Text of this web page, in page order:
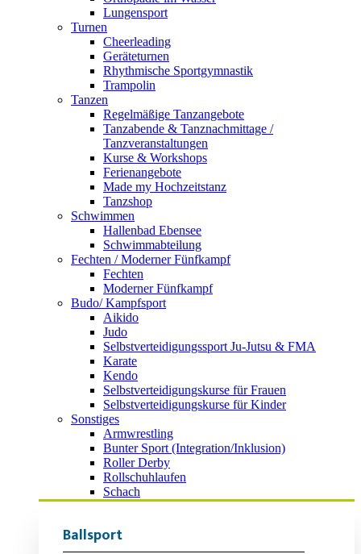
Lungensport
Turnen
Cheerleading
Geräteturnen
Rhythmische Sportgymnastik
Trampolin
Tanzen
Regelmäßige Tanzangebote
Tanzabende & Tanznachmittage /
Tanzveranstaltungen
Kurse & Workshops
Ferienangebote
Made my Hochzeitstanz
Tanzshop
Schwimmen
Hallenbad Ebensee
Schwimmabteilung
Fechten / Moderner Fünfkampf
Fechten
Moderner Fünfkampf
Budo/ Kampfsport
Aikido
Judo
Selbstverteidigungssport Ju-Jutsu & FMA
Karate
Kendo
Selbstverteidigungskurse für Frauen
Selbstverteidigungskurse für Kinder
Sonstiges
Armwrestling
Bunter Sport (Integration/Inklusion)
Roller Derby
Rollschuhlaufen
Schach
Ballsport